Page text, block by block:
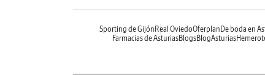
Sporting de Gijón Real OviedoOferplan De boda en
Farmacias de AsturiasBlogsBlogAsturias